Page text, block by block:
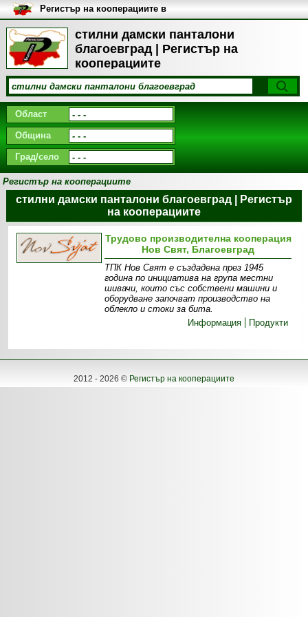
стилни дамски панталони
благоевград | Регистър на
кооперациите
Регистър на кооперациите в
България
Област
Община
Град/село
Регистър на кооперациите
стилни дамски панталони благоевград | Регистър
на кооперациите
Трудово производителна кооперация
Нов Свят, Благоевград
ТПК Нов Свят е създадена през 1945
година по инициатива на група местни
шивачи, които със собствени машини и
оборудване започват производство на
облекло и стоки за бита.
Информация
Продукти
2012 - 2026 © Регистър на кооперациите